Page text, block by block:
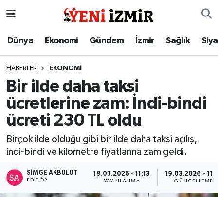
Dünya Ekonomi Gündem İzmir Sağlık
HABERLER EKONOMI
Bir ilde daha taksi
ücretlerine zam: İndi-bindi
ücreti 230 TL oldu
Birçok ilde olduğu gibi bir ilde daha taksi açılış,
indi-bindi ve kilometre fiyatlarına zam geldi.
SIMGE AKBULUT
EDITÖR
19.03.2026 - 11:13
YAYINLANMA
19.03.2026 -
GÜNCELLEME
Dünya
Gündem
İzmir
Sağlık
İzmir Nöbetçi Eczaneler
İzmir Namaz Vakitleri
İzmir Trafik Yoğunluk Haritası
Süper Lig Puan Durumu ve Fikstür
Son Dakika Haberleri